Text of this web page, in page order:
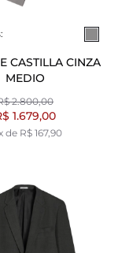
CASTILLA CINZA
MEDIO
2.800,00
1.679,00
de R$ 167,90